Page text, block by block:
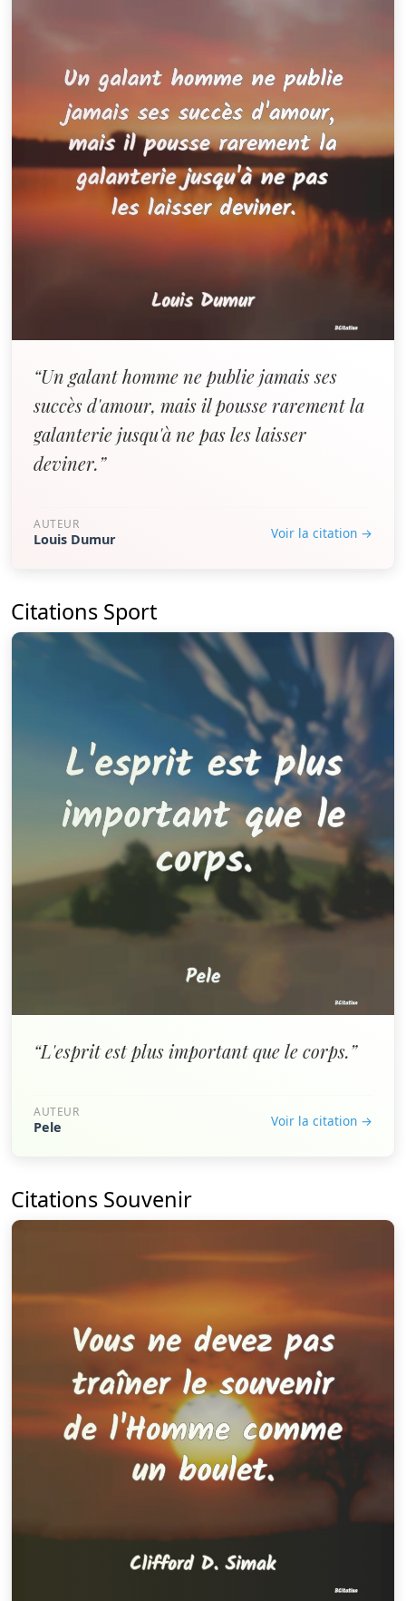
“Un galant homme ne publie jamais ses
succès d'amour, mais il pousse rarement la
galanterie jusqu'à ne pas les laisser
deviner.”
AUTEUR
Louis Dumur Voir la citation →
Citations Sport
“L'esprit est plus important que le corps.”
AUTEUR
Pele Voir la citation →
Citations Souvenir